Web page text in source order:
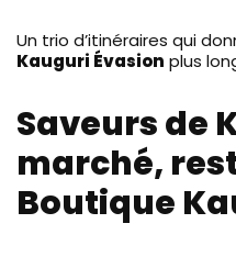
Un trio d’itinéraires qui
Kauguri Évasion plus
Saveurs de
marché,
Boutique